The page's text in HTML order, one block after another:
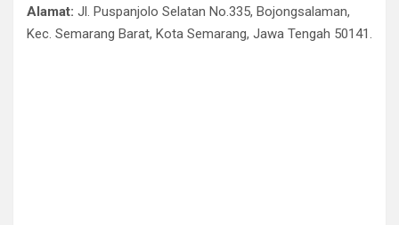
Alamat: Jl. Puspanjolo Selatan No.335, Bojongsalaman,
Kec. Semarang Barat, Kota Semarang, Jawa Tengah 50141.